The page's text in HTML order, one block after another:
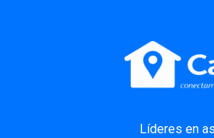
Líderes en